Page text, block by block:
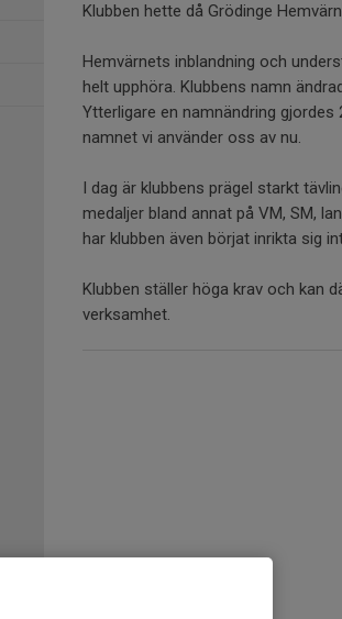
Klubben hette då Grödinge
Hemvärnets inblandning och
helt upphöra. Klubbens namn
Ytterligare en namnändring gjordes
namnet vi använder oss av nu.
I dag är klubbens prägel starkt
medaljer bland annat på VM, SM,
har klubben även börjat inrikta sig
Klubben ställer höga krav och kan
verksamhet.